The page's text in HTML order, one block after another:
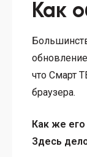
Как
что Смарт
браузера.
Как же
Здесь